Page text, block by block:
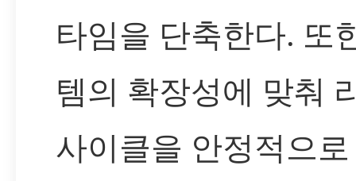
타임을 단축한다. 또
템의 확장성에 맞춰
사이클을 안정적으